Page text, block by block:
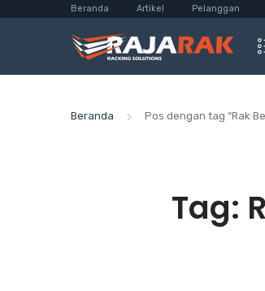
Beranda Artikel Pelanggan
Beranda Pos dengan tag “Rak
Tag: